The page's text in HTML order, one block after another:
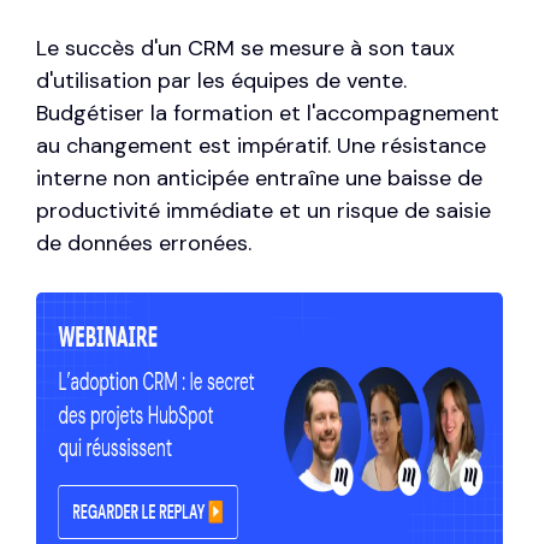
Le succès d'un CRM se mesure à son taux
d'utilisation par les équipes de vente.
Budgétiser la formation et l'accompagnement
au changement est impératif. Une résistance
interne non anticipée entraîne une baisse de
productivité immédiate et un risque de saisie
de données erronées.